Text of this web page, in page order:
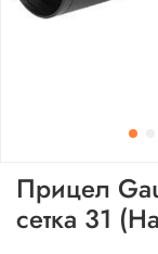
Прицел
сетка 31